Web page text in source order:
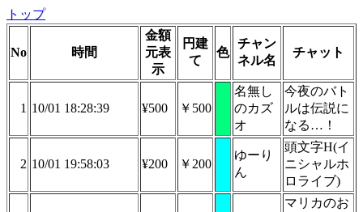
トップ
No 時間
金額
元表
示
円建
て
色
チャン
ネル名
チャット
1 10/01 18:28:39 ¥500 ￥500
名無し
のカズ
オ
今夜のバト
ルは伝説に
なる…！
2 10/01 19:58:03 ¥200 ￥200
ゆーり
ん
頭文字H(イ
ニシャルホ
ロライブ)
マリカのお